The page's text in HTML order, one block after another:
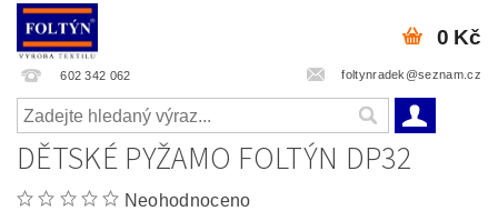
602 342 062 foltynradek@seznam.cz
0 Kč
DĚTSKÉ PYŽAMO FOLTÝN DP32
Neohodnoceno